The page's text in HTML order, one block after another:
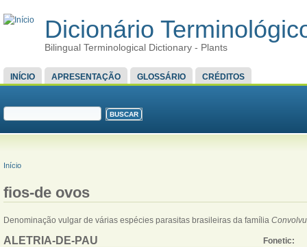
Dicionário
Bilingual Terminological Dictionary - Plants
MENU PRINCIPAL
INÍCIO APRESENTAÇÃO GLOSSÁRIO CRÉDITOS
FORMULÁRIO DE BUSCA
VOCÊ ESTÁ AQUI
Início
fios-de ovos
Denominação vulgar de várias espécies parasitas brasileiras da família
ALETRIA-DE-PAU
Fonetic: